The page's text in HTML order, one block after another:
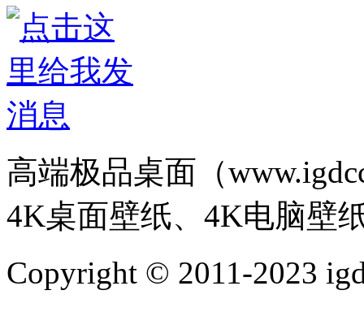
高端极品桌面（
4K桌面壁纸、4K电脑壁
Copyright © 2011-2023